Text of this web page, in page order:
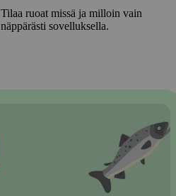
Tilaa ruoat missä ja milloin vain
näppärästi sovelluksella.